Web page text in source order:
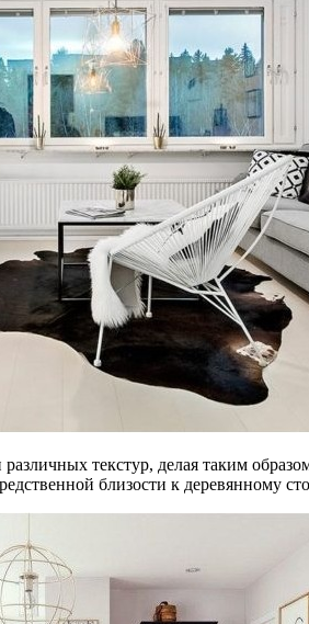
текстур, делая таким
близости к деревянному